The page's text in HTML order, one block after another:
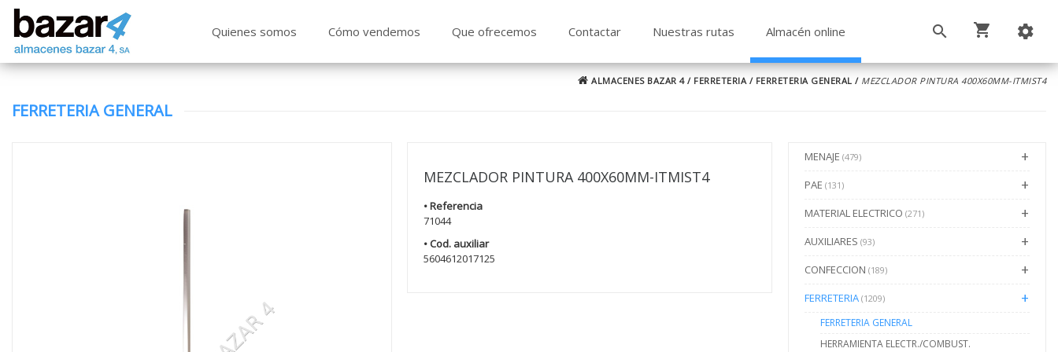
Quienes somos Cómo vendemos Que ofrecemos Contactar Nuestras rutas Almacén online
ALMACENES BAZAR 4/ FERRETERIA/ FERRETERIA GENERAL / MEZCLADOR PINTURA 400X60MM-ITMIST4
FERRETERIA GENERAL
MENAJE (479)
PAE (131)
MATERIAL ELECTRICO (271)
AUXILIARES (93)
CONFECCION (189)
FERRETERIA (1209)
FERRETERIA GENERAL
HERRAMIENTA ELECTR./COMBUST.
MEZCLADOR PINTURA 400X60MM-ITMIST4
• Referencia
71044
• Cod. auxiliar
5604612017125